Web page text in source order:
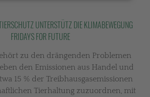
UNTERSTÜTZ DIE KLIMABEWEGUNG
FRIDAYS FOR FUTURE
zu den drängenden Problemen
den Emissionen aus Handel und
15 % der Treibhausgasemissionen
Tierhaltung zuzuordnen, mit